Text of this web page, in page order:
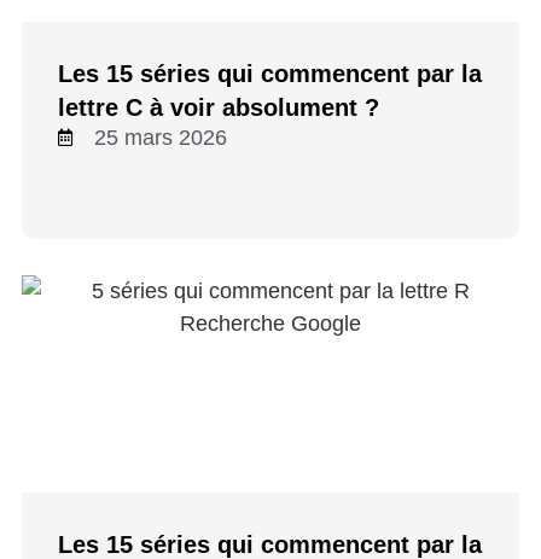
Les 15 séries qui commencent par la
lettre C à voir absolument ?
25 mars 2026
Les 15 séries qui commencent par la